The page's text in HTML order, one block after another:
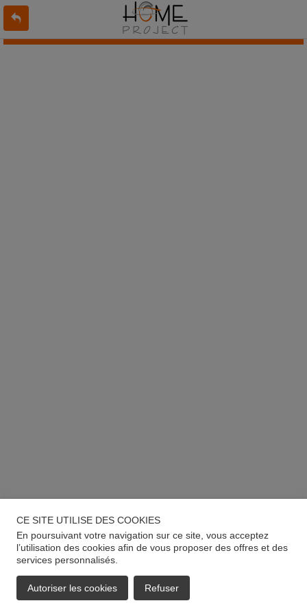
L'offre 7698001 n'existe pas ou n'est plus en ligne
CE SITE UTILISE DES COOKIES
En poursuivant votre navigation sur ce site, vous acceptez
l’utilisation des cookies afin de vous proposer des offres et des
services personnalisés.
Autoriser les cookies Refuser